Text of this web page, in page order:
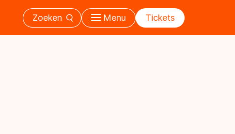
Zoeken Menu Tickets